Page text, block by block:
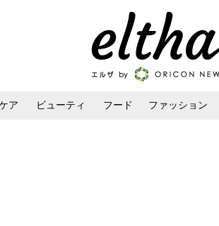
ア ビューティ フード ファッション